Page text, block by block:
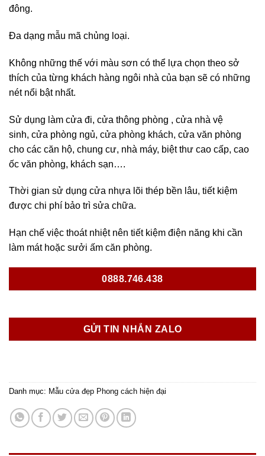
đông.
Đa dạng mẫu mã chủng loại.
Không những thế với màu sơn có thể lựa chọn theo sở
thích của từng khách hàng ngôi nhà của bạn sẽ có những
nét nổi bật nhất.
Sử dụng làm cửa đi, cửa thông phòng , cửa nhà vệ
sinh, cửa phòng ngủ, cửa phòng khách, cửa văn phòng
cho các căn hộ, chung cư, nhà máy, biệt thư cao cấp, cao
ốc văn phòng, khách sạn….
Thời gian sử dụng cửa nhựa lõi thép bền lâu, tiết kiệm
được chi phí bảo trì sửa chữa.
Hạn chế việc thoát nhiệt nên tiết kiệm điện năng khi cần
làm mát hoặc sưởi ấm căn phòng.
0888.746.438
GỬI TIN NHẮN ZALO
Danh mục: Mẫu cửa đẹp Phong cách hiện đại